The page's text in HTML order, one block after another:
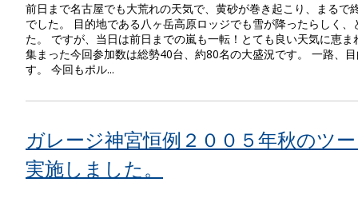
前日まで名古屋でも大荒れの天気で、黄砂が巻き起こり、まるで
でした。 目的地である八ヶ岳高原ロッジでも雪が降ったらしく
た。 ですが、当日は前日までの嵐も一転！とても良い天気に恵
集まった今回参加数は総勢40台、約80名の大盛況です。 一路、
す。 今回もポル...
ガレージ神宮恒例２００５年秋のツ
実施しました。